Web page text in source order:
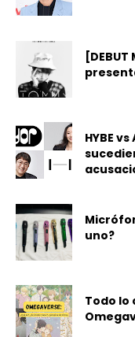
HYBE
uno?
Todo lo